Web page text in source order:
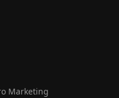
Marketing